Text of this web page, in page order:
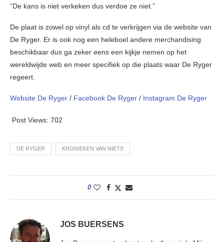
“De kans is niet verkeken dus verdoe ze niet.”
De plaat is zowel op vinyl als cd te verkrijgen via de website van
De Ryger. Er is ook nog een heleboel andere merchandising
beschikbaar dus ga zeker eens een kijkje nemen op het
wereldwijde web en meer specifiek op die plaats waar De Ryger
regeert.
Website De Ryger / Facebook De Ryger / Instagram De Ryger
Post Views: 702
DE RYGER KRONIEKEN VAN NIETS
0
JOS BUERSENS